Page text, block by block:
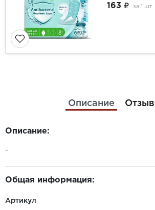
163
за 1 шт
Описание
Описание:
-
Общая информация:
Артикул